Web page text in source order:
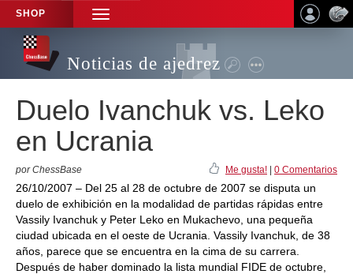
SHOP
TOGGLE
NAVIGATION
Noticias de ajedrez
Duelo Ivanchuk vs. Leko
en Ucrania
por ChessBase Me gusta! 0 Comentarios
26/10/2007 – Del 25 al 28 de octubre de 2007 se disputa un
duelo de exhibición en la modalidad de partidas rápidas entre
Vassily Ivanchuk y Peter Leko en Mukachevo, una pequeña
ciudad ubicada en el oeste de Ucrania. Vassily Ivanchuk, de 38
años, parece que se encuentra en la cima de su carrera.
Después de haber dominado la lista mundial FIDE de octubre,